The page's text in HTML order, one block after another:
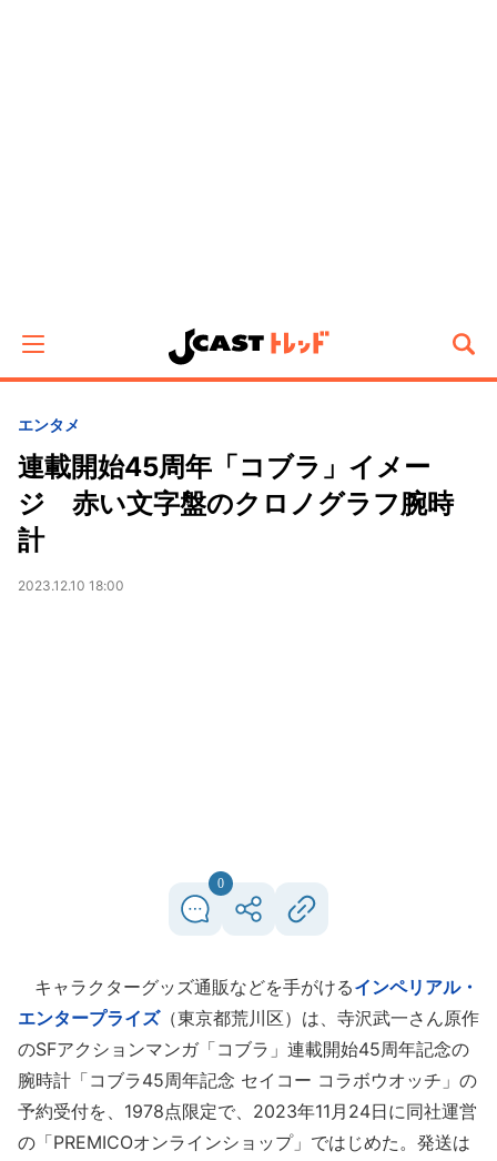
エンタメ
連載開始45周年「コブラ」イメー
ジ 赤い文字盤のクロノグラフ腕時
計
2023.12.10 18:00
0
キャラクターグッズ通販などを手がけるインペリアル・
エンタープライズ（東京都荒川区）は、寺沢武一さん原作
のSFアクションマンガ「コブラ」連載開始45周年記念の
腕時計「コブラ45周年記念 セイコー コラボウオッチ」の
予約受付を、1978点限定で、2023年11月24日に同社運営
の「PREMICOオンラインショップ」ではじめた。発送は